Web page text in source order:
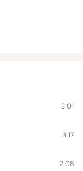
3:01
3:17
2:08